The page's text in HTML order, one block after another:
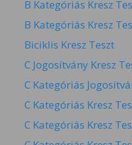
B Kategóriás Kresz
B Kategóriás Kresz
Biciklis Kresz Teszt
C Jogosítvány Kresz
C Kategóriás
C Kategóriás Kresz
C Kategóriás Kresz